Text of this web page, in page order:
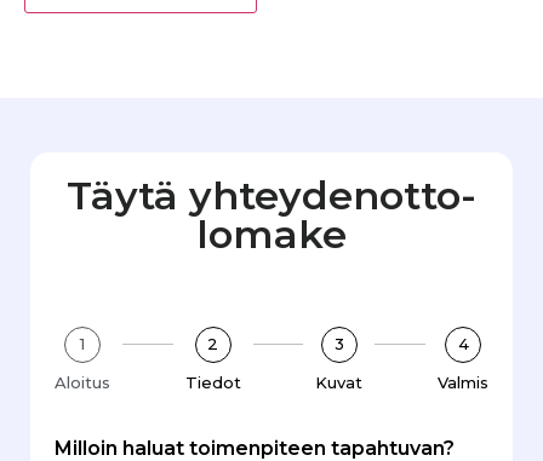
Täytä yhteydenotto­
lomake
1
Aloitus
2
Tiedot
3
Kuvat
4
Valmis
Milloin haluat toimenpiteen tapahtuvan?